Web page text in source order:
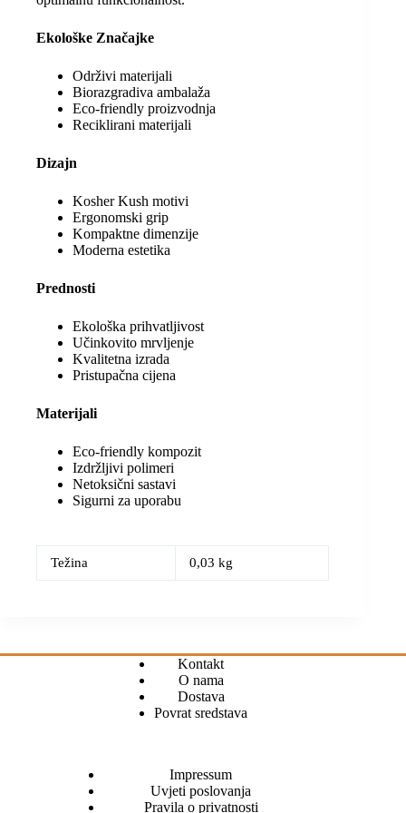
Ekološke Značajke
Održivi materijali
Biorazgradiva ambalaža
Eco-friendly proizvodnja
Reciklirani materijali
Dizajn
Kosher Kush motivi
Ergonomski grip
Kompaktne dimenzije
Moderna estetika
Prednosti
Ekološka prihvatljivost
Učinkovito mrvljenje
Kvalitetna izrada
Pristupačna cijena
Materijali
Eco-friendly kompozit
Izdržljivi polimeri
Netoksični sastavi
Sigurni za uporabu
Težina 0,03 kg
Kontakt
O nama
Dostava
Povrat sredstava
Impressum
Uvjeti poslovanja
Pravila o privatnosti